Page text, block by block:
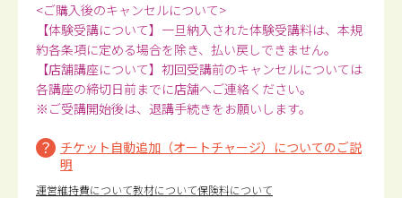
<ご購入後のキャンセルについて>
【体験受講について】一旦納入された体験受講料は、本規
約各条項に定める場合を除き、払い戻しできません。
【店舗講座について】初回受講前のキャンセルについては
各講座の締切日前までに店舗へご連絡ください。
※ご受講開始後は、退講手続きをお願いします。
チケット自動追加（オートチャージ）についてのご説
明
運営維持費について教材について保険料について